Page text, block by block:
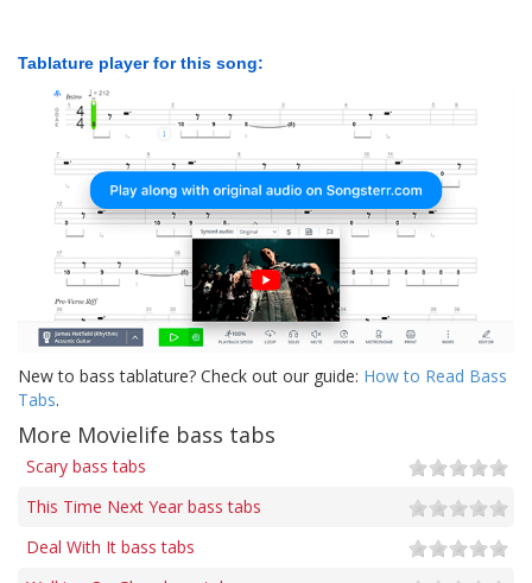
Tablature player for this song:
New to bass tablature? Check out our guide: How to Read Bass
Tabs.
More Movielife bass tabs
Scary bass tabs
This Time Next Year bass tabs
Deal With It bass tabs